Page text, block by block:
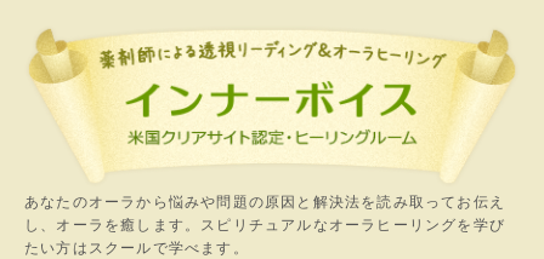
あなたのオーラから悩みや問題の原因と解決法を読み取ってお伝え
し、オーラを癒します。スピリチュアルなオーラヒーリングを学び
たい方はスクールで学べます。